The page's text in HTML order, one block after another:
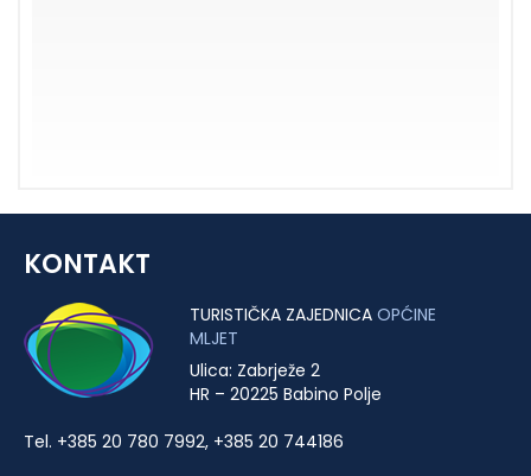
KONTAKT
TURISTIČKA ZAJEDNICA OPĆINE
MLJET
Ulica: Zabrježe 2
HR – 20225 Babino Polje
Tel. +385 20 780 7992, +385 20 744186